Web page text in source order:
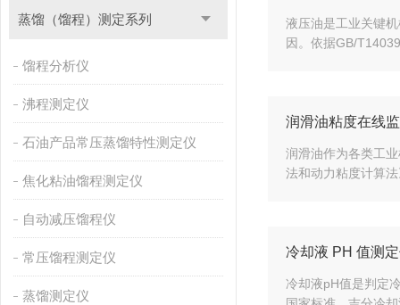
蒸馏（馏程）测定系列
馏程分析仪
沸程测定仪
石油产品常压蒸馏特性测定仪
焦化粘油馏程测定仪
自动减压馏程仪
常压馏程测定仪
蒸馏测定仪
液压油是工业关键
因。依据GB/
润滑油粘度在线
润滑油作为各类工
法和动力粘度计算
冷却液 PH 值测
冷却液pH值是判定